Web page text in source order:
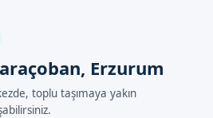
Erzurum
toplu taşımaya yakın